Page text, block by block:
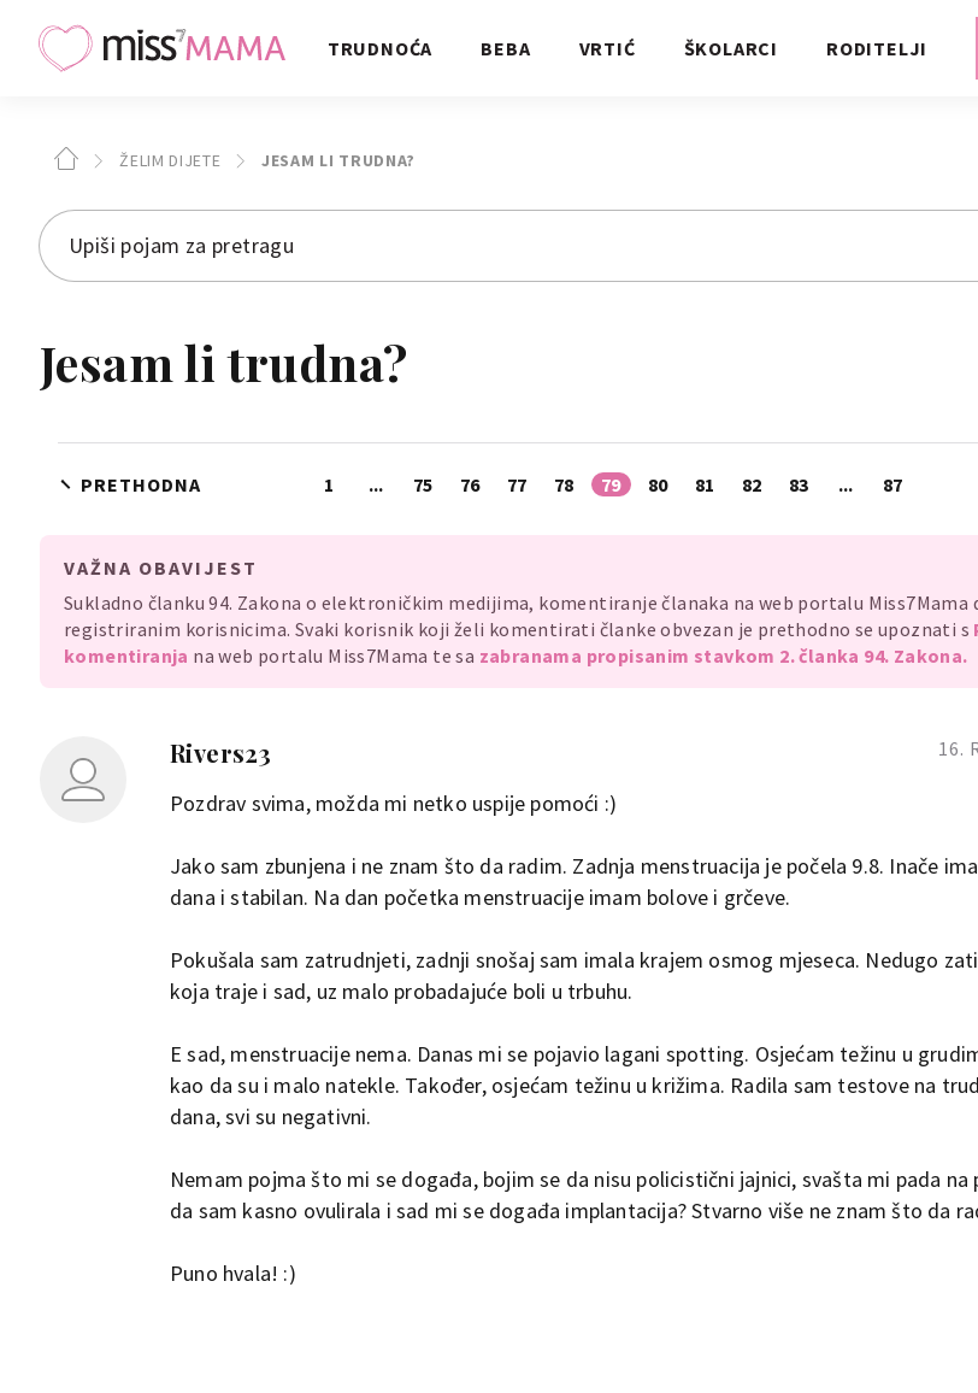
TRUDNOĆA BEBA VRTIĆ ŠKOLARCI RODITELJI
ŽELIM DIJETE JESAM LI TRUDNA?
Jesam li trudna?
PRETHODNA 1 ... 75 76 77 78 79 80 81 82 83 ... 87
VAŽNA OBAVIJEST
Sukladno članku 94. Zakona o elektroničkim medijima, komentiranje članaka na web portalu Miss7Mama
registriranim korisnicima. Svaki korisnik koji želi komentirati članke obvezan je prethodno se upoznati s
komentiranja na web portalu Miss7Mama te sa zabranama propisanim stavkom 2. članka 94. Zakona.
Rivers23 16.
Pozdrav svima, možda mi netko uspije pomoći :)
Jako sam zbunjena i ne znam što da radim. Zadnja menstruacija je počela 9.8. Inače
dana i stabilan. Na dan početka menstruacije imam bolove i grčeve.
Pokušala sam zatrudnjeti, zadnji snošaj sam imala krajem osmog mjeseca. Nedugo
koja traje i sad, uz malo probadajuće boli u trbuhu.
E sad, menstruacije nema. Danas mi se pojavio lagani spotting. Osjećam težinu u
kao da su i malo natekle. Također, osjećam težinu u križima. Radila sam testove na
dana, svi su negativni.
Nemam pojma što mi se događa, bojim se da nisu policistični jajnici, svašta mi pada na
da sam kasno ovulirala i sad mi se događa implantacija? Stvarno više ne znam što da
Puno hvala! :)